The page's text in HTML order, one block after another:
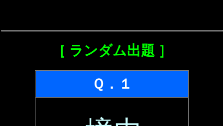
［ ランダム出題 ］
Ｑ．１